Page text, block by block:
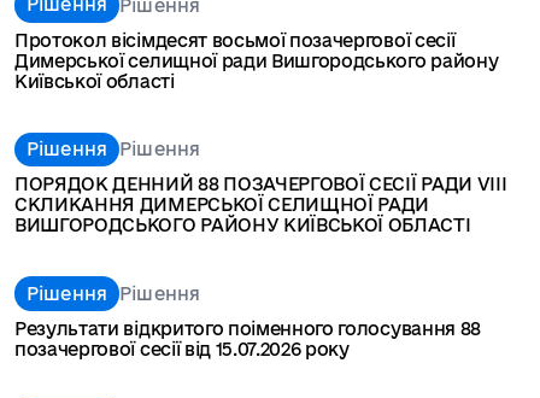
Рішення
Рішення
Протокол вісімдесят восьмої позачергової сесії
Димерської селищної ради Вишгородського району
Київської області
Рішення
Рішення
ПОРЯДОК ДЕННИЙ 88 ПОЗАЧЕРГОВОЇ СЕСІЇ РАДИ VIII
СКЛИКАННЯ ДИМЕРСЬКОЇ СЕЛИЩНОЇ РАДИ
ВИШГОРОДСЬКОГО РАЙОНУ КИЇВСЬКОЇ ОБЛАСТІ
Рішення
Рішення
Результати відкритого поіменного голосування 88
позачергової сесії від 15.07.2026 року